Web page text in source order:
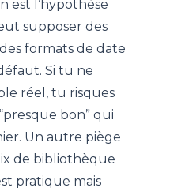
est l’hypothèse
supposer des
formats de date
Si tu ne
réel, tu risques
bon” qui
Un autre piège
de bibliothèque
pratique mais